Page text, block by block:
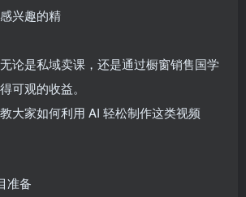
兴趣的精
论是私域卖课，还是通过橱窗销售国学
可观的收益。
大家如何利用 AI 轻松制作这类视频
准备